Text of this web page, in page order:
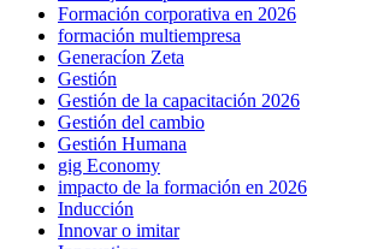
Formación corporativa en 2026
formación multiempresa
Generacíon Zeta
Gestión
Gestión de la capacitación 2026
Gestión del cambio
Gestión Humana
gig Economy
impacto de la formación en 2026
Inducción
Innovar o imitar